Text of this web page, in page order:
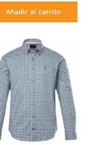
Añadir al carrito